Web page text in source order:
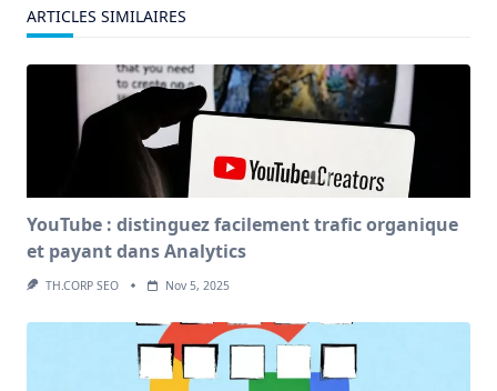
ARTICLES SIMILAIRES
YouTube : distinguez facilement trafic organique
et payant dans Analytics
TH.CORP SEO Nov 5, 2025